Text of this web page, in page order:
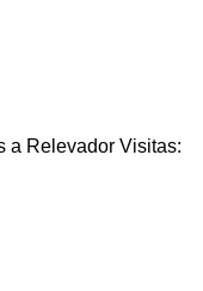
a Relevador Visitas: